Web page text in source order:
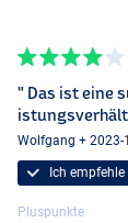
- Wurfgewicht:
- Aktion: Schnell
-
" Das ist eine
Wolfgang + 2023-
Ich
Pluspunkte